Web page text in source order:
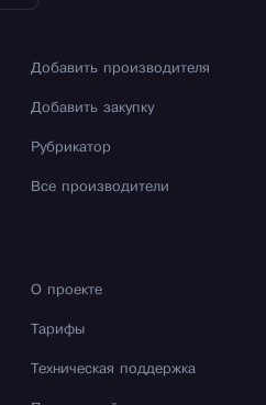
Добавить производителя
Добавить закупку
Рубрикатор
Все производители
О проекте
Тарифы
Техническая поддержка